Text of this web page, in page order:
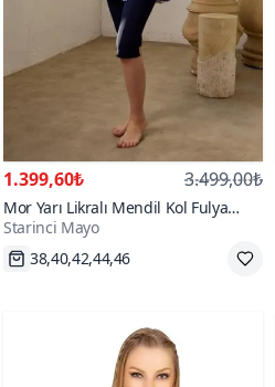
1.399,60₺ 3.499,00₺
Mor Yarı Likralı Mendil Kol Fulya
Yaprak Desenli Mayo
Starinci Mayo
Hızlı Kargo